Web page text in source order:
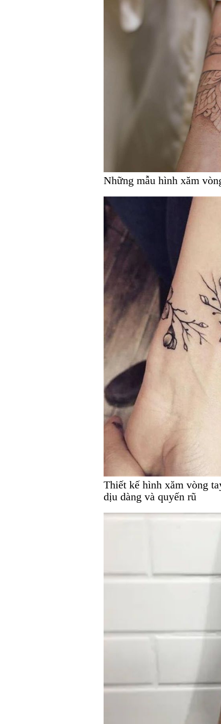
Những mẫu hình xăm
Thiết kế hình xăm vòng
dịu dàng và quyến rũ